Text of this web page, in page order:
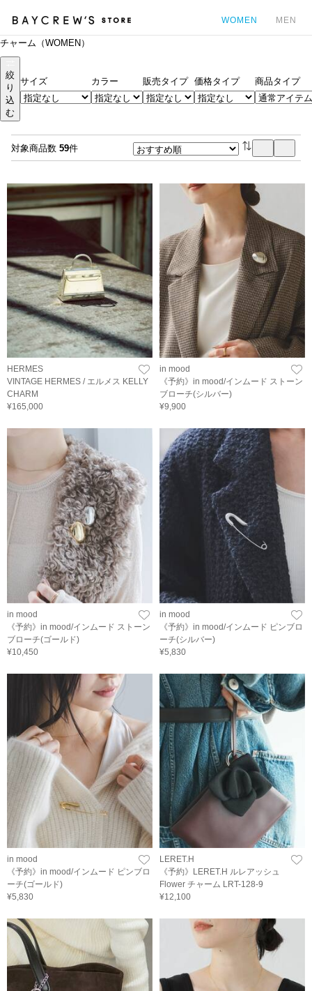
WOMEN MEN
チャーム（WOMEN）
絞
り
込
む
サイズ カラー 販売タイプ 価格タイプ 商品タイプ
対象商品数 59件
HERMES
VINTAGE HERMES / エルメス KELLY
CHARM
¥165,000
in mood
《予約》in mood/インムード ストーン
ブローチ(シルバー)
¥9,900
in mood
《予約》in mood/インムード ストーン
ブローチ(ゴールド)
¥10,450
in mood
《予約》in mood/インムード ピンブロ
ーチ(シルバー)
¥5,830
in mood
《予約》in mood/インムード ピンブロ
ーチ(ゴールド)
¥5,830
LERET.H
《予約》LERET.H ルレアッシュ
Flower チャーム LRT-128-9
¥12,100